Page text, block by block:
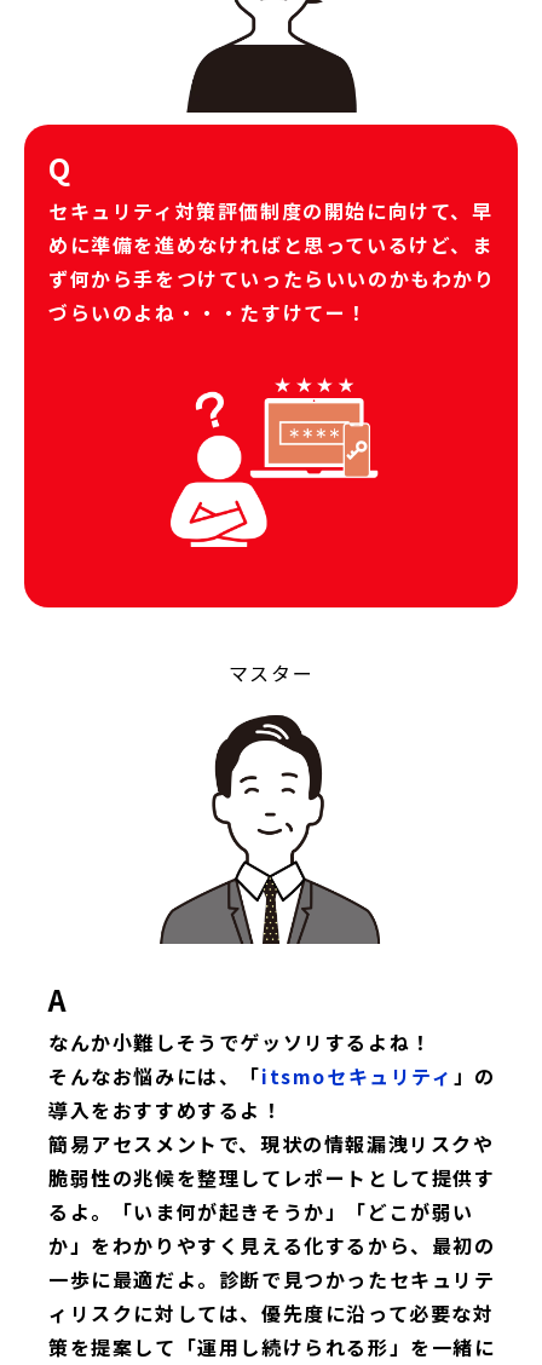
Q
セキュリティ対策評価制度の開始に向けて、早
めに準備を進めなければと思っているけど、ま
ず何から手をつけていったらいいのかもわかり
づらいのよね・・・たすけてー！
マスター
A
なんか小難しそうでゲッソリするよね！
そんなお悩みには、「itsmoセキュリティ 」の
導入をおすすめするよ！
簡易アセスメントで、現状の情報漏洩リスクや
脆弱性の兆候を整理してレポートとして提供す
るよ。「いま何が起きそうか」「どこが弱い
か」をわかりやすく見える化するから、最初の
一歩に最適だよ。診断で見つかったセキュリテ
ィリスクに対しては、優先度に沿って必要な対
策を提案して「運用し続けられる形」を一緒に